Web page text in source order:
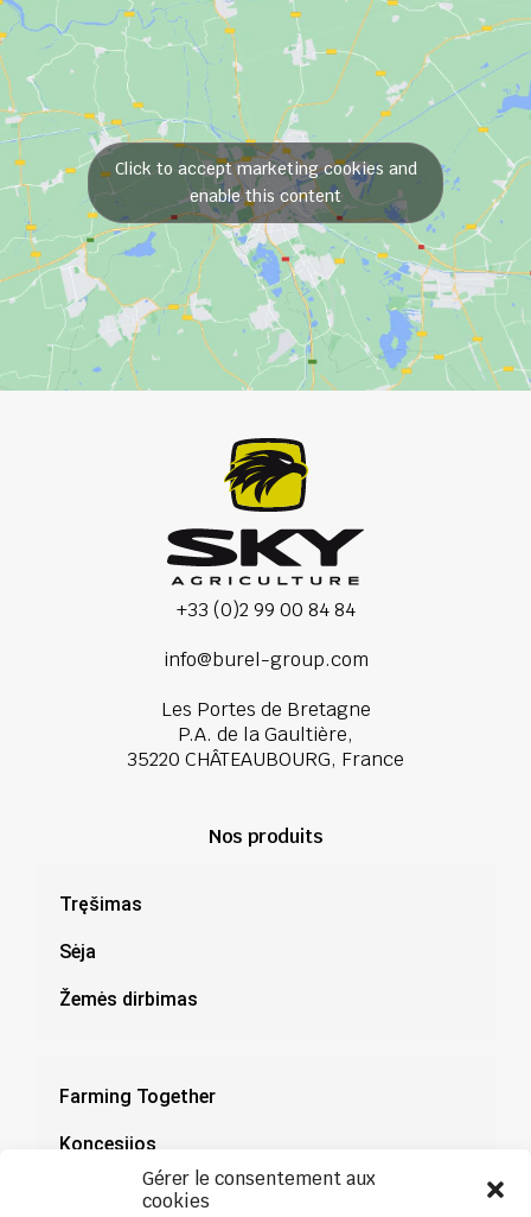
Gérer le consentement aux
cookies
Click to accept marketing cookies and
enable this content
+33 (0)2 99 00 84 84
info@burel-group.com
Les Portes de Bretagne
P.A. de la Gaultière,
35220 CHÂTEAUBOURG, France
Nos produits
Tręšimas
Sėja
Žemės dirbimas
Farming Together
Koncesijos
Dokumentacija